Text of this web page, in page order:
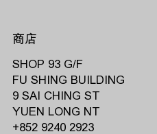
SHOP 93 G/F
FU SHING BUILDING
9 SAI CHING ST
YUEN LONG NT
‭+852 9240 2923‬
商店